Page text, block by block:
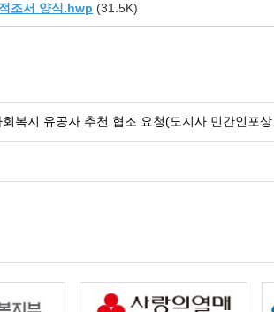
조서 양식.hwp (31.5K)
복지 유공자 추천 협조 요청(도지사 민간인포